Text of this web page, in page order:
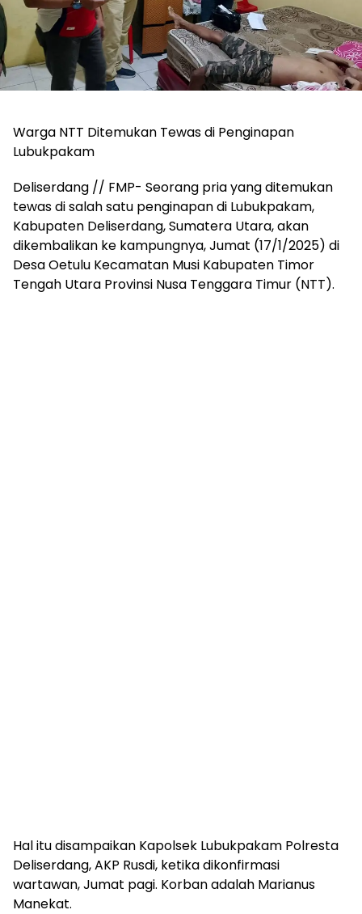
Warga NTT Ditemukan Tewas di Penginapan
Lubukpakam
Deliserdang // FMP- Seorang pria yang ditemukan
tewas di salah satu penginapan di Lubukpakam,
Kabupaten Deliserdang, Sumatera Utara, akan
dikembalikan ke kampungnya, Jumat (17/1/2025) di
Desa Oetulu Kecamatan Musi Kabupaten Timor
Tengah Utara Provinsi Nusa Tenggara Timur (NTT).
Hal itu disampaikan Kapolsek Lubukpakam Polresta
Deliserdang, AKP Rusdi, ketika dikonfirmasi
wartawan, Jumat pagi. Korban adalah Marianus
Manekat.